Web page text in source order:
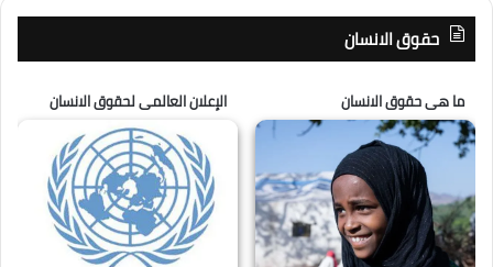
حقوق الانسان
ما هى حقوق الانسان الإعلان العالمى لحقوق الانسان